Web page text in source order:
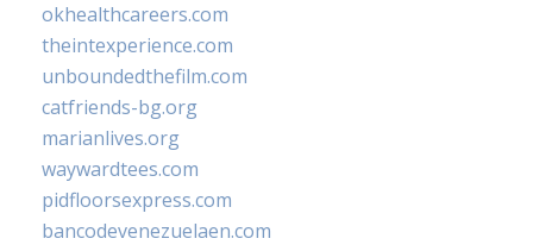
okhealthcareers.com
theintexperience.com
unboundedthefilm.com
catfriends-bg.org
marianlives.org
waywardtees.com
pidfloorsexpress.com
bancodevenezuelaen.com